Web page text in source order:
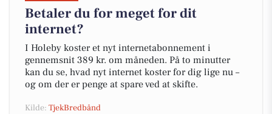
Betaler du for meget for dit
internet?
I Holeby koster et nyt internetabonnement i
gennemsnit 389 kr. om måneden. På to minutter
kan du se, hvad nyt internet koster for dig lige nu –
og om der er penge at spare ved at skifte.
Kilde: TjekBredbånd